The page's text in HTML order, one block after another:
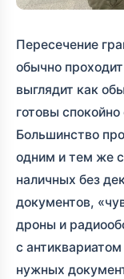
Пересечение
обычно
выглядит как
готовы
Большинство
одним и тем же
наличных без
документов,
дроны и
с
нужных